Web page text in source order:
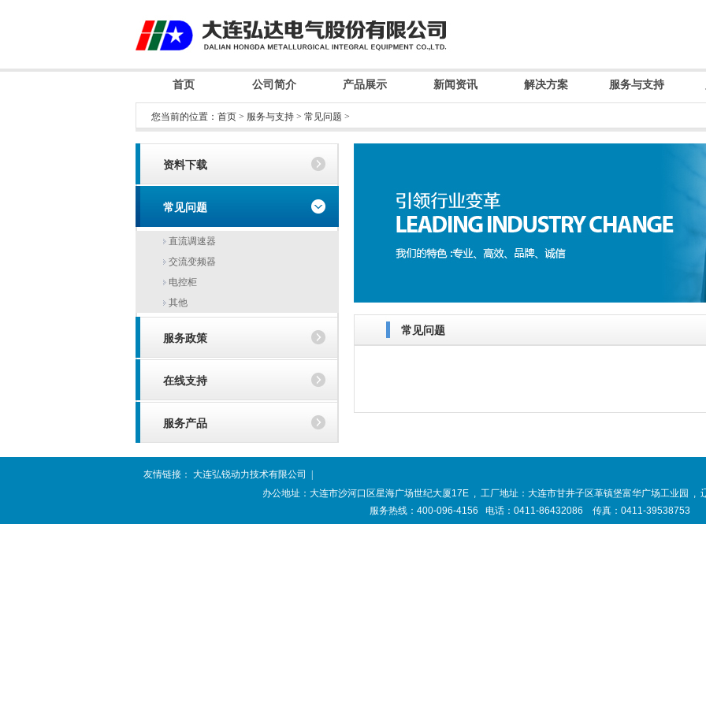
首页 公司简介 产品展示 新闻资讯 解决方案 服务与支持
您当前的位置： 首页 > 服务与支持 > 常见问题 >
资料下载
常见问题
直流调速器
交流变频器
电控柜
其他
服务政策
在线支持
服务产品
常见问题
友情链接： 大连弘锐动力技术有限公司
办公地址：大连市沙河口区星海广场世纪大厦17E , 工厂地址：大连市甘井子区革镇堡富华广场工业园 ,
服务热线：400-096-4156 电话：0411-86432086 传真：0411-39538753